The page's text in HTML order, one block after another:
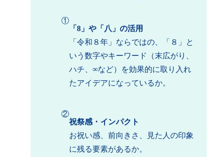
①
「8」や「八」の活用
「令和８年」ならではの、「８」と
いう数字やキーワード（末広がり、
ハチ、∞など）を効果的に取り入れ
たアイデアになっているか。
②
祝祭感・インパクト
お祝い感、前向きさ、見た人の印象
に残る要素があるか。